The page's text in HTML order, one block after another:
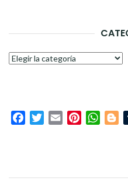
Categorías
FacebookTwitterEmail Pinterest